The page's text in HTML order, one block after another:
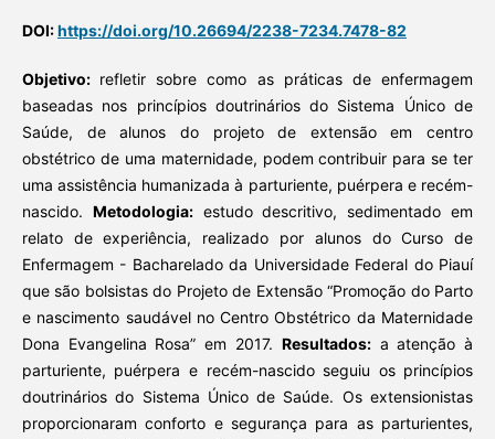
DOI:https://doi.org/10.26694/2238-7234.7478-82
Objetivo: refletir sobre como as práticas de enfermagem
baseadas nos princípios doutrinários do Sistema Único de
Saúde, de alunos do projeto de extensão em centro
obstétrico de uma maternidade, podem contribuir para se ter
uma assistência humanizada à parturiente, puérpera e recém-
nascido. Metodologia:estudo descritivo, sedimentado em
relato de experiência, realizado por alunos do Curso de
Enfermagem - Bacharelado da Universidade Federal do Piauí
que são bolsistas do Projeto de Extensão “Promoção do Parto
e nascimento saudável no Centro Obstétrico da Maternidade
Dona Evangelina Rosa” em 2017. Resultados:a atenção à
parturiente, puérpera e recém-nascido seguiu os princípios
doutrinários do Sistema Único de Saúde. Os extensionistas
proporcionaram conforto e segurança para as parturientes,